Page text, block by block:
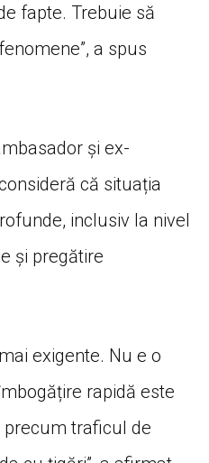
fapte. Trebuie să
a spus
și ex-
că situația
inclusiv la nivel
și pregătire
exigente. Nu e o
rapidă este
traficul de